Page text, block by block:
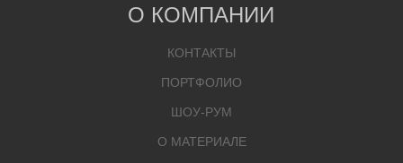
О КОМПАНИИ
КОНТАКТЫ
ПОРТФОЛИО
ШОУ-РУМ
О МАТЕРИАЛЕ